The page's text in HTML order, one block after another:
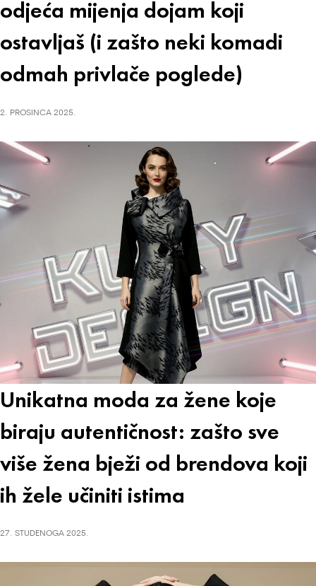
odjeća mijenja dojam koji
ostavljaš (i zašto neki komadi
odmah privlače poglede)
2. PROSINCA 2025.
Unikatna moda za žene koje
biraju autentičnost: zašto sve
više žena bježi od brendova koji
ih žele učiniti istima
27. STUDENOGA 2025.